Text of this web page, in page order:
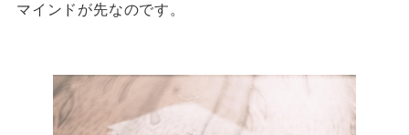
マインドが先なのです。